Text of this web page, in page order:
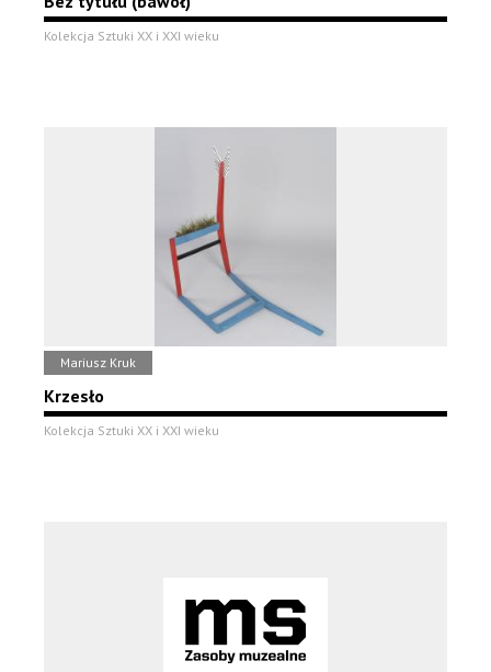
Kolekcja Sztuki XX i XXI wieku
Mariusz Kruk
Krzesło
Kolekcja Sztuki XX i XXI wieku